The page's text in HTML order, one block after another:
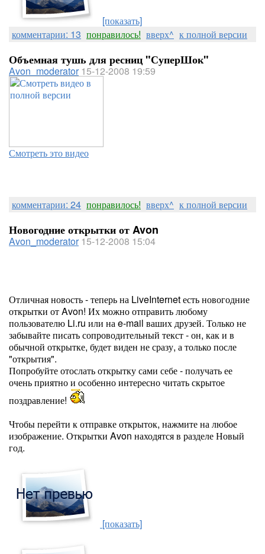
[показать]
комментарии: 13 понравилось! вверх^ к полной версии
Объемная тушь для ресниц "СуперШок"
Avon_moderator 15-12-2008 19:59
Смотреть это видео
комментарии: 24 понравилось! вверх^ к полной версии
Новогодние открытки от Avon
Avon_moderator 15-12-2008 15:04
Отличная новость - теперь на LiveInternet есть новогодние
открытки от Avon! Их можно отправить любому
пользователю Li.ru или на e-mail ваших друзей. Только не
забывайте писать сопроводительный текст - он, как и в
обычной открытке, будет виден не сразу, а только после
"открытия".
Попробуйте отослать открытку сами себе - получать ее
очень приятно и особенно интересно читать скрытое
поздравление!
Чтобы перейти к отправке открыток, нажмите на любое
изображение. Открытки Avon находятся в разделе Новый
год.
[показать]